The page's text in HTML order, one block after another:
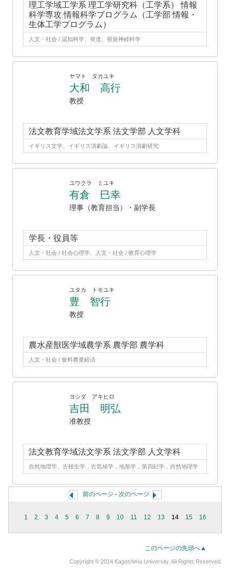
理工学域工学系 理工学研究科（工学系） 情報
科学専攻 情報科学プログラム（工学部 情報・
生体工学プログラム）
人文・社会 / 認知科学、発達、視覚神経科学
ヤマト タカユキ
大和 高行
教授
法文教育学域法文学系 法文学部 人文学科
イギリス文学、イギリス演劇論、イギリス演劇研究
ユウクラ ミユキ
有倉 巳幸
理事（教育担当）・副学長
学長・役員等
人文・社会 / 社会心理学、人文・社会 / 教育心理学
ユタカ トモユキ
豊 智行
教授
農水産獣医学域農学系 農学部 農学科
人文・社会 / 食料農業経済
ヨシダ アキヒロ
吉田 明弘
准教授
法文教育学域法文学系 法文学部 人文学科
自然地理学、古植生学，古気候学，地形学，第四紀学，自然地理学
前のページ - 次のページ
1 2 3 4 5 6 7 8 9 10 11 12 13 14 15 16
このページの先頭へ▲
Copyright © 2014 Kagoshima University. All Rights Reserved.